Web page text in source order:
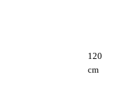
120
cm